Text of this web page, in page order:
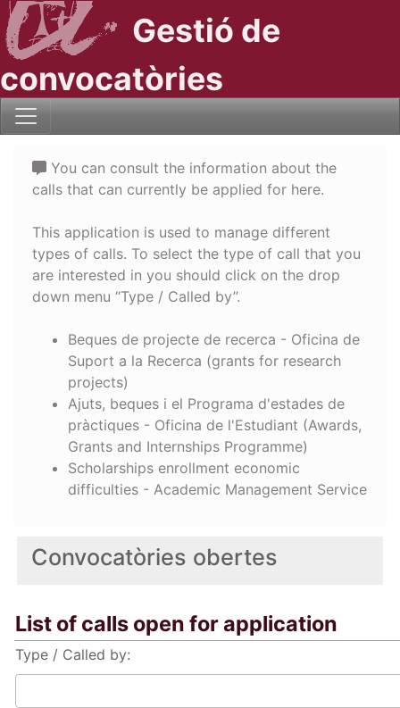
Gestió de
convocatòries
Convocatòries obertes
List of calls open for application
Type / Called by:
You can consult the information about the
calls that can currently be applied for here.
This application is used to manage different
types of calls. To select the type of call that you
are interested in you should click on the drop
down menu “Type / Called by”.
Beques de projecte de recerca - Oficina de
Suport a la Recerca (grants for research
projects)
Ajuts, beques i el Programa d'estades de
pràctiques - Oficina de l'Estudiant (Awards,
Grants and Internships Programme)
Scholarships enrollment economic
difficulties - Academic Management Service